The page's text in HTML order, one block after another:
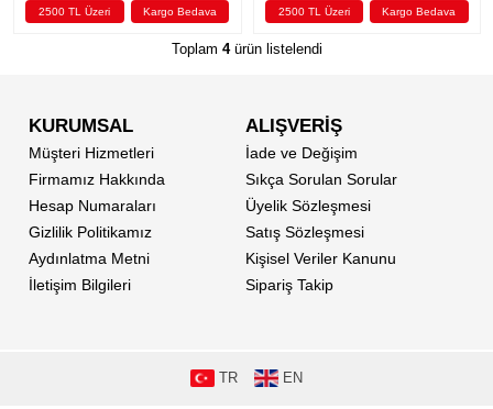
2500 TL Üzeri Kargo Bedava 2500 TL Üzeri Kargo Bedava
Toplam 4ürün listelendi
KURUMSAL
Müşteri Hizmetleri
Firmamız Hakkında
Hesap Numaraları
Gizlilik Politikamız
Aydınlatma Metni
İletişim Bilgileri
ALIŞVERİŞ
İade ve Değişim
Sıkça Sorulan Sorular
Üyelik Sözleşmesi
Satış Sözleşmesi
Kişisel Veriler Kanunu
Sipariş Takip
TR EN